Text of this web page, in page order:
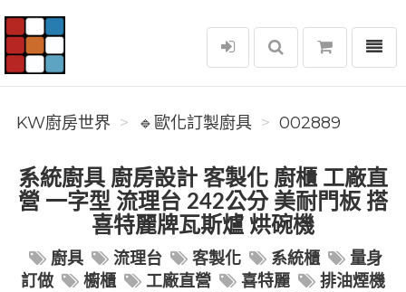
KW廚房世界
選單
KW廚房世界 🔹歐化訂製廚具 002889
系統廚具 廚房設計 客製化 廚櫃 工廠直
營 一字型 流理台 242公分 美耐門板 搭
喜特麗牌瓦斯爐 烘碗機
廚具 流理台 客製化 系統櫃
量身
訂做
櫥櫃 工廠直營 喜特麗
排油煙機